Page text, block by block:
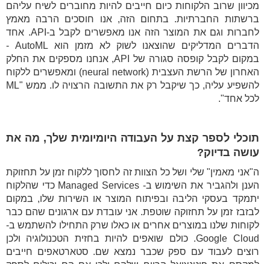
מכיוון שרוב הלקוחות כיום חייבים להיות מחוברים לשיח עליהם
ברשתות החברתיות. בתחום הזה, אנו חוסכים הרבה מאמץ
לחברות וגם את המוצר הזה אנו מאפשרים לקבל ב-API. אחד
הדברים המדליקים שהוצאנו לשוק לא מזמן הוא AutoML -
במקום לקבל קופסה סגורה של API, אנחנו מספקים את החלק
האחרון של הרשת העצבית (neural network) ומאפשרים ללקוח
להשפיע עליה, כך שיקבל רק את התשובה הרצויה לו. ממש "ML
לכל אחד".
תוכלי לספר קצת על העבודה היומיומית שלך, מה את
עושה בדיוק?
ה"אני מאמין" שלי ושל כל הצוות זה לחסוך ללקוח זמן על תחזוקת
הענן ולהגביר את השימוש ב- Managed Services כדי שהלקוח
יתמקד בעסקי הליבה ובפיתוח המוצר או השירות שלו, במקום
לבזבז זמן על תחזוקה שוטפת. אני עובדת עם ארגונים שהם כבר
לקוחות שלנו במוצרים אחרים או כאלו שרק התחילו להשתמש ב-
Google Cloud. כולם שואפים להיות בחזית הטכנולוגיה ולכן
רוצים לעבוד עם ספק שכבר נמצא שם. סטארטאפים חייבים